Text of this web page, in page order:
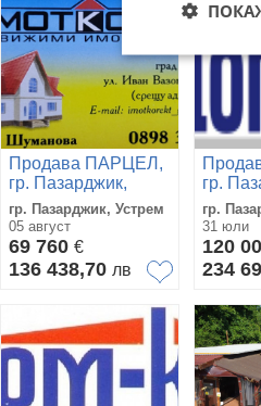
Продава ПАРЦЕЛ,
гр. Пазарджик,
Устрем
гр. Пазарджик, Устрем
05 август
69 760 €
136 438,70 лв
гр.
Устрем
гр.
31 юли
120
234